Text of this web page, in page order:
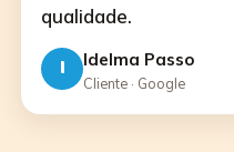
qualidade.
I Idelma Passo
Cliente · Google